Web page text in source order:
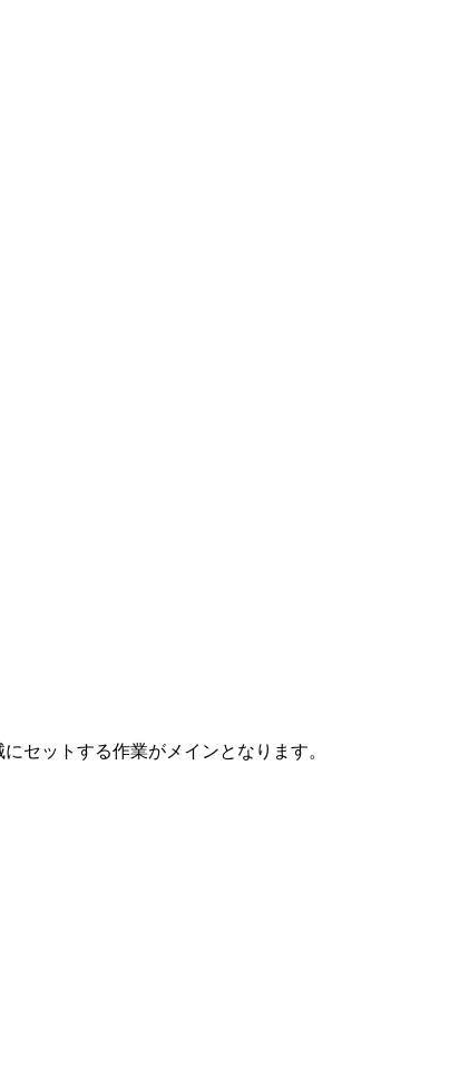
セットする作業がメインとなります。